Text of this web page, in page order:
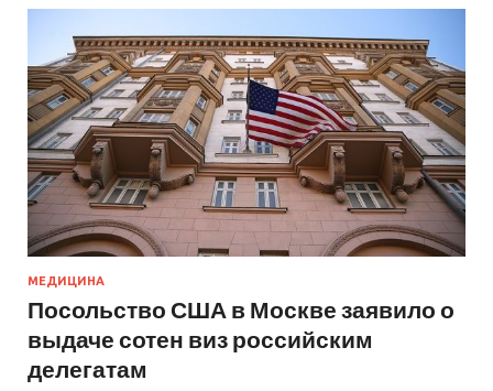
МЕДИЦИНА
Посольство США в Москве заявило о
выдаче сотен виз российским
делегатам